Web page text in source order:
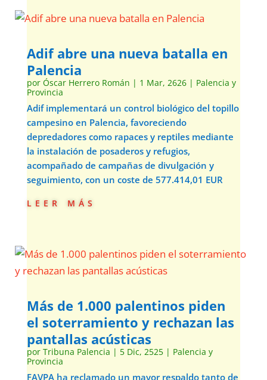
Adif abre una nueva batalla en
Palencia
por Óscar Herrero Román | 1 Mar, 2626| Palencia y
Provincia
Adif implementará un control biológico del topillo
campesino en Palencia, favoreciendo
depredadores como rapaces y reptiles mediante
la instalación de posaderos y refugios,
acompañado de campañas de divulgación y
seguimiento, con un coste de 577.414,01 EUR
leer más
Más de 1.000 palentinos piden
el soterramiento y rechazan las
pantallas acústicas
por Tribuna Palencia | 5 Dic, 2525| Palencia y
Provincia
FAVPA ha reclamado un mayor respaldo tanto de